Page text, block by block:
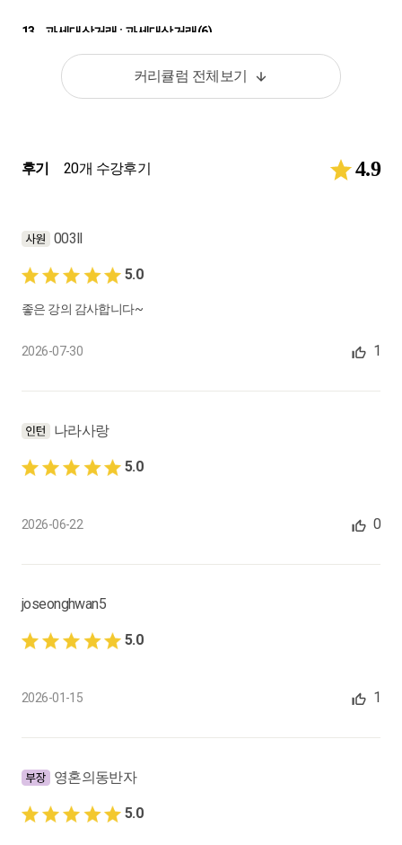
13.
과세대상거래 : 과세대상거래(6)
재화의 공급으로 보지 않는 거래, 용역의 특례, 용역의 자가공급,
0:16:25
주된 거래에 부수되어 공급되는 재화 또는 용역, 주된 사업에 부
재화의 공급시기란, 공급시기, 독특한 거래 형태별 공급시기, 중
공급시기
0:12:23
금계산서 (사전발급), 후T/I (사후발급)
0:13:23
영세율, 재화의 수출, 용역의 국외 공급, 외국 항행용역의 공급, 기
0:14:00
18. 영세율과 면세 : 면세
재화용역의 공급에 대한 면세, 기초생활필수 재화용역
19. 과세표준 : 과세표준 일반(1)
과세표준명세①
커리큘럼 전체보기
후기 20개 수강후기 4.9
003ll
5.0
좋은 강의 감사합니다~
2026-07-30 1
나라사랑
5.0
2026-06-22 0
joseonghwan5
5.0
2026-01-15 1
영혼의동반자
5.0